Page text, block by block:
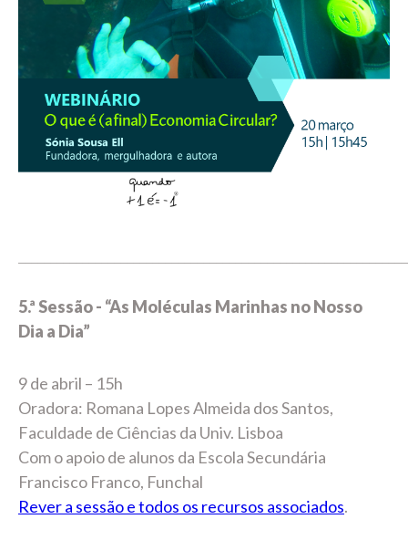
5.ª Sessão - “As Moléculas Marinhas no Nosso
Dia a Dia”
9 de abril – 15h
Oradora: Romana Lopes Almeida dos Santos,
Faculdade de Ciências da Univ. Lisboa
Com o apoio de alunos da Escola Secundária
Francisco Franco, Funchal
Rever a sessão e todos os recursos associados.